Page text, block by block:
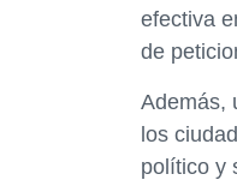
efectiva
de
Además,
los
político y